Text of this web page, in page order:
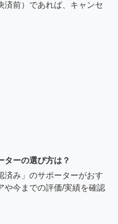
済前）であれば、キャンセ
ターの選び方は？
済み」のサポーターがおす
や今までの評価/実績を確認